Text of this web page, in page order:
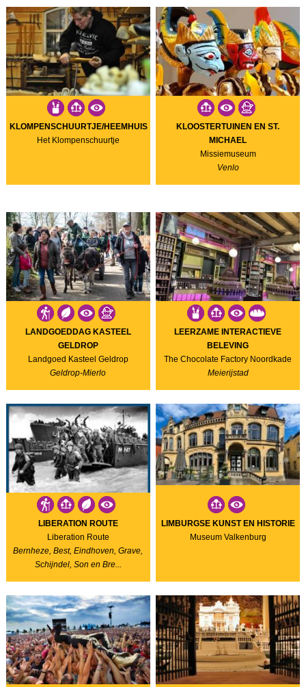
KLOMPENSCHUURTJE/HEEMHUIS
Het Klompenschuurtje
KLOOSTERTUINEN EN ST.
MICHAEL
Missiemuseum
Venlo
LANDGOEDDAG KASTEEL
GELDROP
Landgoed Kasteel Geldrop
Geldrop-Mierlo
LEERZAME INTERACTIEVE
BELEVING
The Chocolate Factory Noordkade
Meierijstad
LIBERATION ROUTE
Liberation Route
Bernheze, Best, Eindhoven, Grave,
Schijndel, Son en Bre...
LIMBURGSE KUNST EN HISTORIE
Museum Valkenburg